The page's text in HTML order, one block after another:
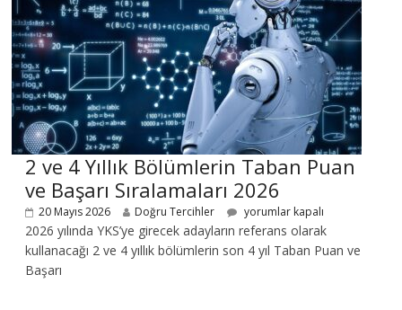
2 ve 4 Yıllık Bölümlerin Taban Puan
ve Başarı Sıralamaları 2026
20 Mayıs 2026 Doğru Tercihler yorumlar kapalı
2026 yılında YKS’ye girecek adayların referans olarak
kullanacağı 2 ve 4 yıllık bölümlerin son 4 yıl Taban Puan ve
Başarı